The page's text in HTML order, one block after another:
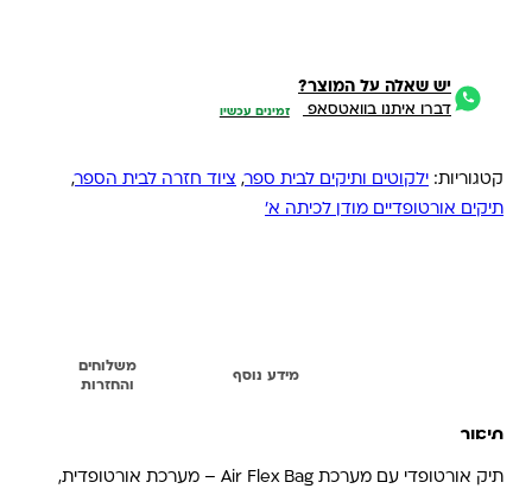
יש שאלה על המוצר?
דברו איתנו בוואטסאפ זמינים עכשיו
קטגוריות: ילקוטים ותיקים לבית ספר, ציוד חזרה לבית הספר,
תיקים אורטופדיים מודן לכיתה א'
מידע נוסף
משלוחים
והחזרות
תיאור
תיק אורטופדי עם מערכת Air Flex Bag – מערכת אורטופדית,